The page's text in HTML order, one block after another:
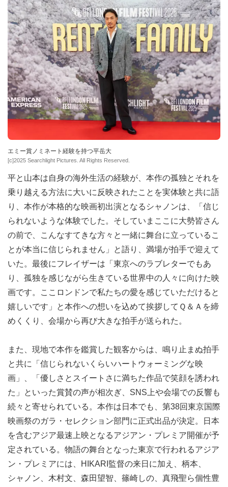
エミー賞ノミネート経験を持つ平岳大
[c]2025 Searchlight Pictures. All Rights Reserved.
平と山本は自身の海外生活の経験が、本作の孤独とそれを
乗り越える方法に大いに反映されたことを実体験と共に語
り、本作が本格的な映画初出演となるシャノンは、「信じ
られないような体験でした。そしていまここに大勢皆さん
の前で、こんなすてきな方々と一緒に舞台に立っているこ
とが本当に信じられません」と語り、満場が拍手で迎えて
いた。最後にフレイザーは「東京へのラブレターでもあ
り、孤独を感じながら生きている世界中の人々に向けた映
画です。ここロンドンで私たちの愛を感じていただけると
嬉しいです」と本作への想いを込めて挨拶してＱ＆Ａを締
めくくり、会場から再び大きな拍手が送られた。
また、現地で本作を鑑賞した観客からは、鳴り止まぬ拍手
と共に「信じられないくらいハートウォーミングな映
画」、「優しさとスイートさに満ちた作品で笑顔を誘われ
た」といった賞賛の声が相次ぎ、SNS上や会場での反響も
続々と寄せられている。本作は日本でも、第38回東京国際
映画祭のガラ・セレクション部門に正式出品が決定。日本
を含むアジア最速上映となるアジアン・プレミア開催が予
定されている。物語の舞台となった東京で行われるアジア
ン・プレミアには、HIKARI監督の来日に加え、柄本、
シャノン、木村文、森田望智、篠崎しの、真飛聖ら個性豊